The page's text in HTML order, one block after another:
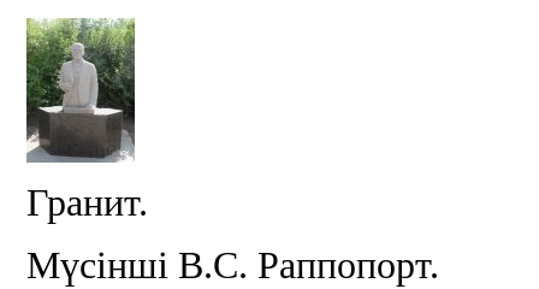
Гранит.
Мүсінші В.С. Раппопорт.